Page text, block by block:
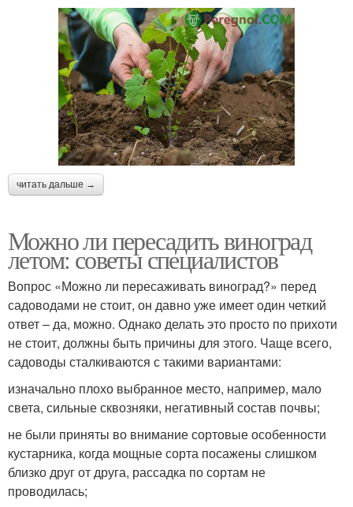
читать дальше →
Можно ли пересадить виноград
летом: советы специалистов
Вопрос «Можно ли пересаживать виноград?» перед
садоводами не стоит, он давно уже имеет один четкий
ответ – да, можно. Однако делать это просто по прихоти
не стоит, должны быть причины для этого. Чаще всего,
садоводы сталкиваются с такими вариантами:
изначально плохо выбранное место, например, мало
света, сильные сквозняки, негативный состав почвы;
не были приняты во внимание сортовые особенности
кустарника, когда мощные сорта посажены слишком
близко друг от друга, рассадка по сортам не
проводилась;